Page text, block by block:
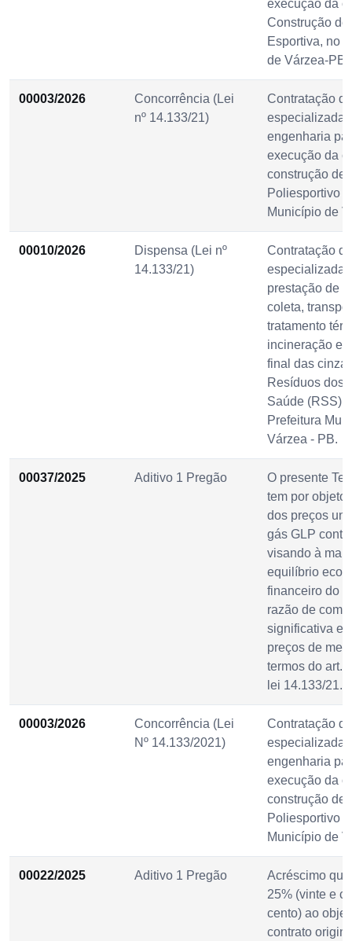
execução da
Construção de
Esportiva, no
de Várzea-PB.
00003/2026
Concorrência (Lei
nº 14.133/21)
Contratação
especializada
engenharia
execução da
construção de
Poliesportivo
Município de
00010/2026
Dispensa (Lei nº
14.133/21)
Contratação
especializada
prestação de
coleta,
tratamento
incineração e
final das
Resíduos dos
Saúde (RSS)
Prefeitura
Várzea - PB.
00037/2025 Aditivo 1 Pregão
O presente
tem por objeto
dos preços
gás GLP
visando à
equilíbrio
financeiro do
razão de
significativa
preços de
termos do art.
lei 14.133/21.
00003/2026
Concorrência (Lei
Nº 14.133/2021)
Contratação
especializada
engenharia
execução da
construção de
Poliesportivo
Município de
00022/2025 Aditivo 1 Pregão
Acréscimo
25% (vinte e
cento) ao
contrato